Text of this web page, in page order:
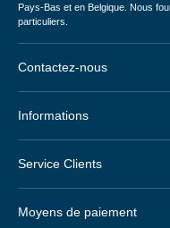
Pays-Bas et en Belgique. Nous
particuliers.
Contactez-nous
Informations
Service Clients
Moyens de paiement